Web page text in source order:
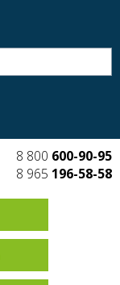
8 800 600-90-95
8 965 196-58-58